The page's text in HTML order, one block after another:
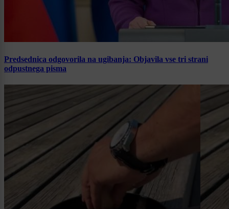
Predsednica odgovorila na ugibanja: Objavila vse tri strani
odpustnega pisma